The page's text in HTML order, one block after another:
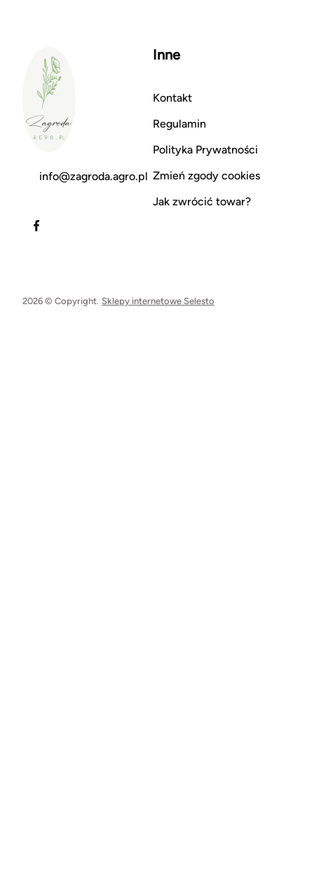
info@zagroda.agro.pl
Inne
Kontakt
Regulamin
Polityka Prywatności
Zmień zgody cookies
Jak zwrócić towar?
2026 © Copyright. Sklepy internetowe Selesto